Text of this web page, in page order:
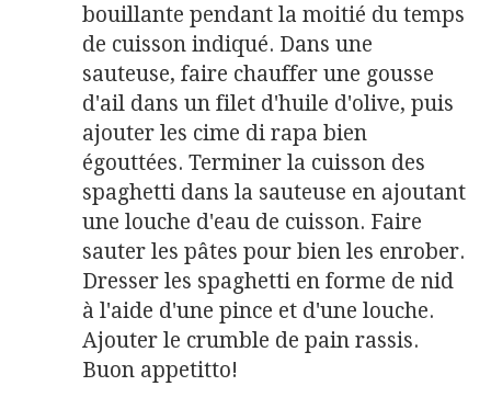
bouillante pendant la moitié du temps
de cuisson indiqué. Dans une
sauteuse, faire chauffer une gousse
d'ail dans un filet d'huile d'olive, puis
ajouter les cime di rapa bien
égouttées. Terminer la cuisson des
spaghetti dans la sauteuse en ajoutant
une louche d'eau de cuisson. Faire
sauter les pâtes pour bien les enrober.
Dresser les spaghetti en forme de nid
à l'aide d'une pince et d'une louche.
Ajouter le crumble de pain rassis.
Buon appetitto!